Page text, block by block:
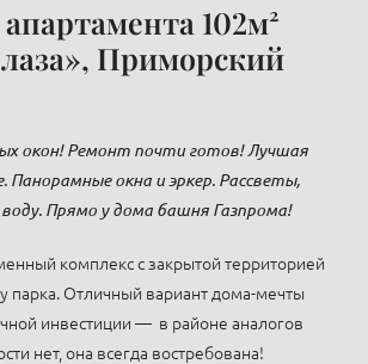
102м²
Приморский
окон! Ремонт почти готов! Лучшая
Панорамные окна и эркер. Рассветы,
Прямо у дома башня Газпрома!
комплекс с закрытой территорией
парка. Отличный вариант дома-мечты
инвестиции — в районе аналогов
нет, она всегда востребована!